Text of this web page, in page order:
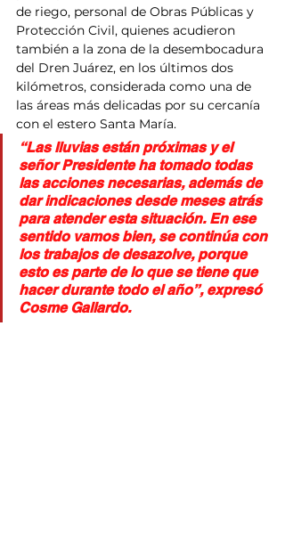
de riego, personal de Obras Públicas y
Protección Civil, quienes acudieron
también a la zona de la desembocadura
del Dren Juárez, en los últimos dos
kilómetros, considerada como una de
las áreas más delicadas por su cercanía
con el estero Santa María.
“Las lluvias están próximas y el
señor Presidente ha tomado todas
las acciones necesarias, además de
dar indicaciones desde meses atrás
para atender esta situación. En ese
sentido vamos bien, se continúa con
los trabajos de desazolve, porque
esto es parte de lo que se tiene que
hacer durante todo el año”, expresó
Cosme Gallardo.